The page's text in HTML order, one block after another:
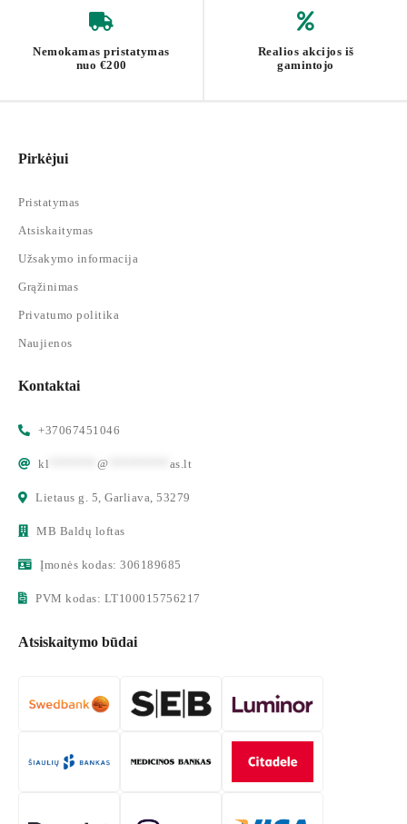
Nemokamas pristatymas
nuo €200
Realios akcijos iš
gamintojo
Pirkėjui
Pristatymas
Atsiskaitymas
Užsakymo informacija
Grąžinimas
Privatumo politika
Naujienos
Kontaktai
+37067451046
kl @ as.lt
Lietaus g. 5, Garliava, 53279
MB Baldų loftas
Įmonės kodas: 306189685
PVM kodas: LT100015756217
Atsiskaitymo būdai